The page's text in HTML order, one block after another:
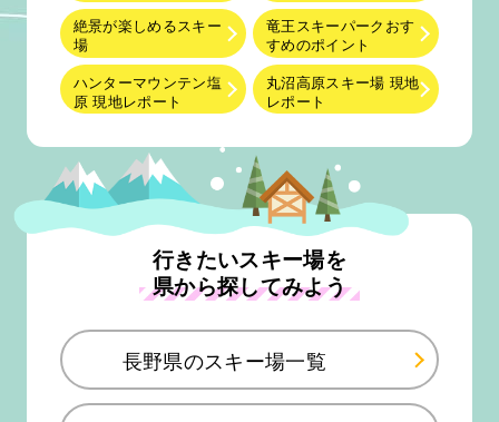
絶景が楽しめるスキー
場
竜王スキーパークおす
すめのポイント
ハンターマウンテン塩
原 現地レポート
丸沼高原スキー場 現地
レポート
行きたいスキー場を
県から探してみよう
長野県のスキー場一覧